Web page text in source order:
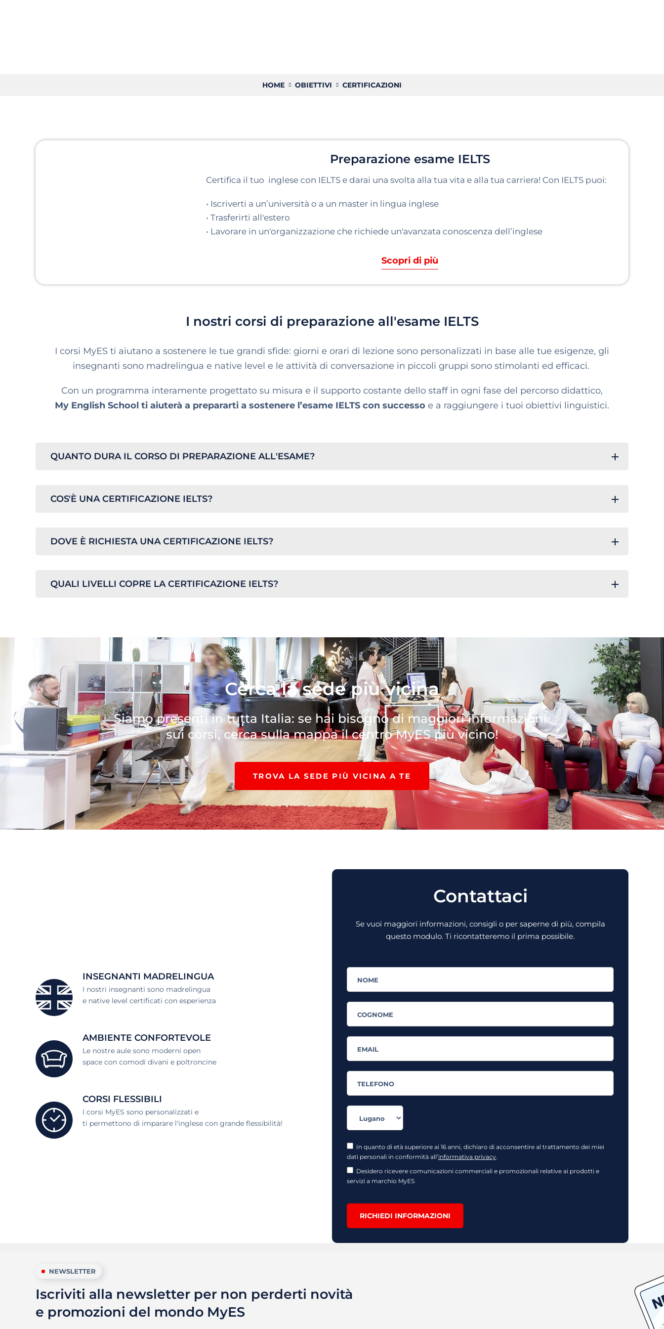
HOME OBIETTIVI CERTIFICAZIONI
Preparazione esame IELTS
Certifica il tuo inglese con IELTS e darai una svolta alla tua vita e alla tua carriera! Con IELTS puoi:
• Iscriverti a un’università o a un master in lingua inglese
• Trasferirti all'estero
• Lavorare in un'organizzazione che richiede un'avanzata conoscenza dell’inglese
Scopri di più
I nostri corsi di preparazione all'esame IELTS
I corsi MyES ti aiutano a sostenere le tue grandi sfide: giorni e orari di lezione sono personalizzati in base alle tue esigenze, gli
insegnanti sono madrelingua e native level e le attività di conversazione in piccoli gruppi sono stimolanti ed efficaci.
Con un programma interamente progettato su misura e il supporto costante dello staff in ogni fase del percorso didattico,
My English School ti aiuterà a prepararti a sostenere l’esame IELTS con successo e a raggiungere i tuoi obiettivi linguistici.
QUANTO DURA IL CORSO DI PREPARAZIONE ALL'ESAME?
COS'È UNA CERTIFICAZIONE IELTS?
DOVE È RICHIESTA UNA CERTIFICAZIONE IELTS?
QUALI LIVELLI COPRE LA CERTIFICAZIONE IELTS?
Cerca la sede più vicina
Siamo presenti in tutta Italia: se hai bisogno di maggiori informazioni
sui corsi, cerca sulla mappa il centro MyES più vicino!
TROVA LA SEDE PIÙ VICINA A TE
INSEGNANTI MADRELINGUA
I nostri insegnanti sono madrelingua
e native level certificati con esperienza
AMBIENTE CONFORTEVOLE
Le nostre aule sono moderni open
space con comodi divani e poltroncine
CORSI FLESSIBILI
I corsi MyES sono personalizzati e
ti permettono di imparare l'inglese con grande flessibilità!
Contattaci
Se vuoi maggiori informazioni, consigli o per saperne di più, compila
questo modulo. Ti ricontatteremo il prima possibile.
In quanto di età superiore ai 16 anni, dichiaro di acconsentire al trattamento dei miei
dati personali in conformità all’informativa privacy.
Desidero ricevere comunicazioni commerciali e promozionali relative ai prodotti e
servizi a marchio MyES
RICHIEDI INFORMAZIONI
NEWSLETTER
Iscriviti alla newsletter per non perderti novità
e promozioni del mondo MyES